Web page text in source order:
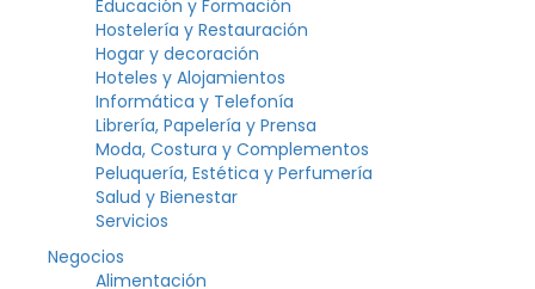
Educación y Formación
Hostelería y Restauración
Hogar y decoración
Hoteles y Alojamientos
Informática y Telefonía
Librería, Papelería y Prensa
Moda, Costura y Complementos
Peluquería, Estética y Perfumería
Salud y Bienestar
Servicios
Negocios
Alimentación